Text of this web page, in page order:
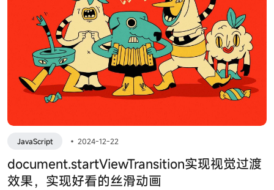
JavaScript • 2024-12-22
document.startViewTransition实现视觉过渡
效果，实现好看的丝滑动画